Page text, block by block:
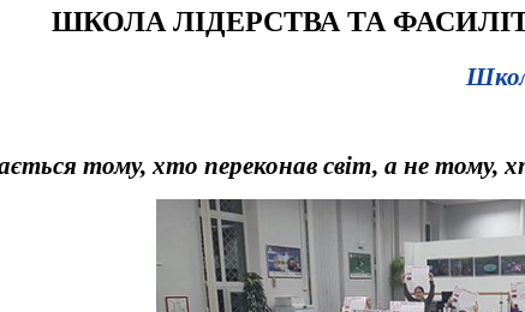
ШКОЛА ЛІДЕРСТВА ТА
тому, хто переконав світ, а не